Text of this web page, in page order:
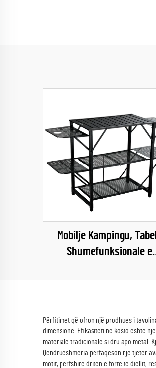
Mobilje Kampingu,
Shumefunksionale e
Përfitimet që ofron një prodhues i
dimensione. Efikasiteti në kosto është
materiale tradicionale si dru apo metal.
Qëndrueshmëria përfaqëson një tjetër
motit, përfshirë dritën e fortë të diellit,